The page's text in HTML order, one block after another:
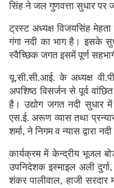
सिंह ने जल गुणवत्ता सुधार पर
ट्रस्ट अध्यक्ष विजयसिंह
गंगा नदी का भाग है। इसके
स्वैच्छिक जगत इसमें पूर्ण
यू.सी.सी.आई. के अध्यक्ष
अपशिष्ठ विसर्जन से पूर्व
है। उद्योग जगत नदी सुधार
एस.ई. अरूण व्यास तथा
शर्मा, ने निगम व न्यास द्वारा
कार्यक्रम में केन्द्रीय भूजल
उपनिदेशक इस्माइल अली
शंकर पालीवाल, हाजी सरदार